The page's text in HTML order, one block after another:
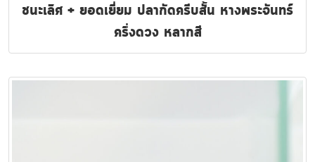
ชนะเลิศ + ยอดเยี่ยม ปลากัดครีบสั้น หางพระจันทร์
ครึ่งดวง หลากสี